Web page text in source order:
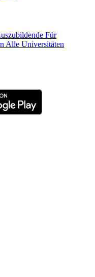
Für
Alle Universitäten